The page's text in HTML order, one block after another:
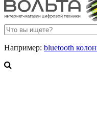
Например: bluetooth